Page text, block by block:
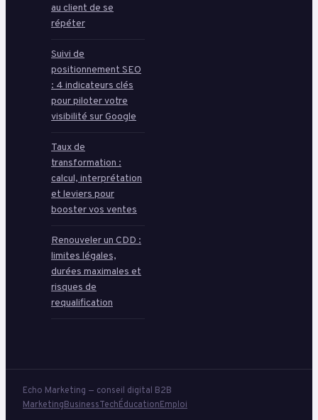
au client de se
répéter
Suivi de
positionnement SEO
: 4 indicateurs clés
pour piloter votre
visibilité sur Google
Taux de
transformation :
calcul, interprétation
et leviers pour
booster vos ventes
Renouveler un CDD :
limites légales,
durées maximales et
risques de
requalification
Echo Marketing — conseil digital B2B
MarketingBusinessTechÉducationEmploi